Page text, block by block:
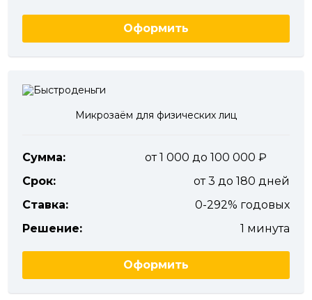
Оформить
Микрозаём для физических лиц
Сумма:
от 1 000 до 100 000
Срок:
от 3 до 180 дней
Ставка:
0-292% годовых
Решение:
1 минута
Оформить